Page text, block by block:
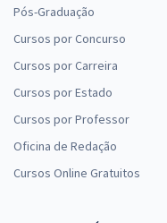
Pós-Graduação
Cursos por Concurso
Cursos por Carreira
Cursos por Estado
Cursos por Professor
Oficina de Redação
Cursos Online Gratuitos